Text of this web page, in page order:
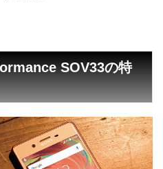
SOV33の特